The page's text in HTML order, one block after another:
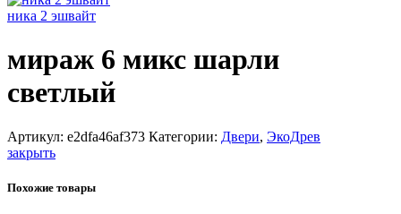
ника 2 эшвайт
мираж 6 микс шарли
светлый
Артикул: e2dfa46af373 Категории: Двери, ЭкоДрев
закрыть
Похожие товары